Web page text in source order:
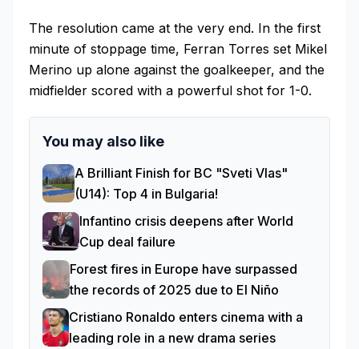
The resolution came at the very end. In the first
minute of stoppage time, Ferran Torres set Mikel
Merino up alone against the goalkeeper, and the
midfielder scored with a powerful shot for 1-0.
You may also like
A Brilliant Finish for BC "Sveti Vlas"
(U14): Top 4 in Bulgaria!
Infantino crisis deepens after World
Cup deal failure
Forest fires in Europe have surpassed
the records of 2025 due to El Niño
Cristiano Ronaldo enters cinema with a
leading role in a new drama series